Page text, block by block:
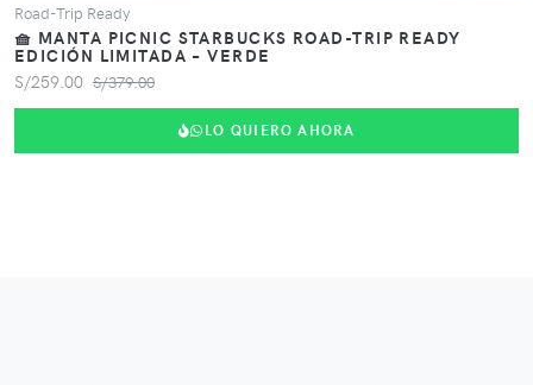
Road-Trip Ready
🧺 MANTA PICNIC STARBUCKS ROAD-TRIP READY
EDICIÓN LIMITADA – VERDE
S/259.00 S/379.00
LO QUIERO AHORA